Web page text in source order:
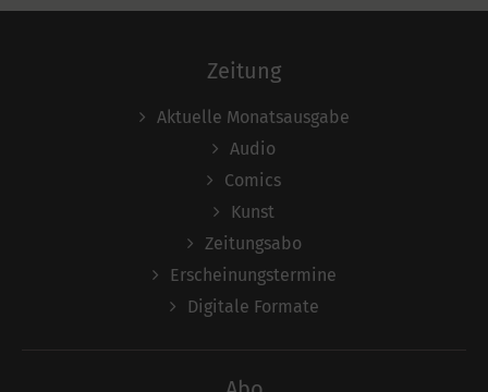
Zeitung
Aktuelle Monatsausgabe
Audio
Comics
Kunst
Zeitungsabo
Erscheinungstermine
Digitale Formate